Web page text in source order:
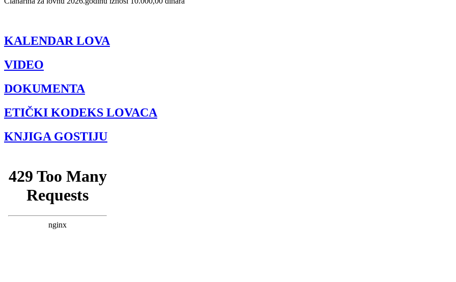
KALENDAR LOVA
VIDEO
DOKUMENTA
ETIČKI KODEKS LOVACA
KNJIGA GOSTIJU